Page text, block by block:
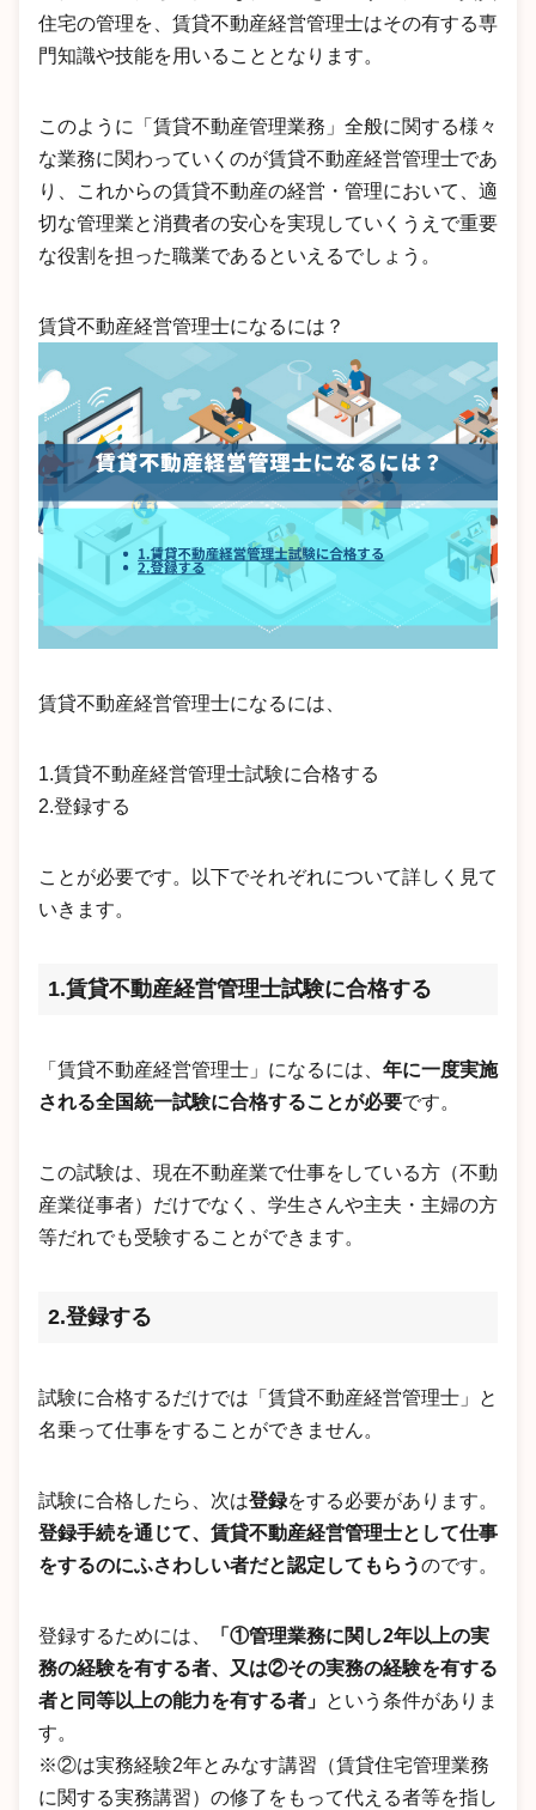
住宅の管理を、賃貸不動産経営管理士はその有する専
門知識や技能を用いることとなります。
このように「賃貸不動産管理業務」全般に関する様々
な業務に関わっていくのが賃貸不動産経営管理士であ
り、これからの賃貸不動産の経営・管理において、適
切な管理業と消費者の安心を実現していくうえで重要
な役割を担った職業であるといえるでしょう。
賃貸不動産経営管理士になるには？
賃貸不動産経営管理士になるには、
1.賃貸不動産経営管理士試験に合格する
2.登録する
ことが必要です。以下でそれぞれについて詳しく見て
いきます。
1.賃貸不動産経営管理士試験に合格する
「賃貸不動産経営管理士」になるには、 年に一度実施
される全国統一試験に合格することが必要です。
この試験は、現在不動産業で仕事をしている方（不動
産業従事者）だけでなく、学生さんや主夫・主婦の方
等だれでも受験することができます。
2.登録する
試験に合格するだけでは「賃貸不動産経営管理士」と
名乗って仕事をすることができません。
試験に合格したら、次は登録をする必要があります。
登録手続を通じて、賃貸不動産経営管理士として仕事
をするのにふさわしい者だと認定してもらうのです。
登録するためには、
「①管理業務に関し2年以上の実
務の経験を有する者、又は②その実務の経験を有する
者と同等以上の能力を有する者」 という条件がありま
す。
※②は実務経験2年とみなす講習（賃貸住宅管理業務
に関する実務講習）の修了をもって代える者等を指し